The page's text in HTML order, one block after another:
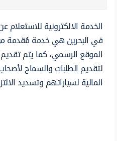
الخدمة الالكترونية للاستعلام
في البحرين هي خدمة مُقدمة من
الموقع الرسمي، كما يتم
لتقديم الطلبات والسماح
المالية لسياراتهم وتسديد